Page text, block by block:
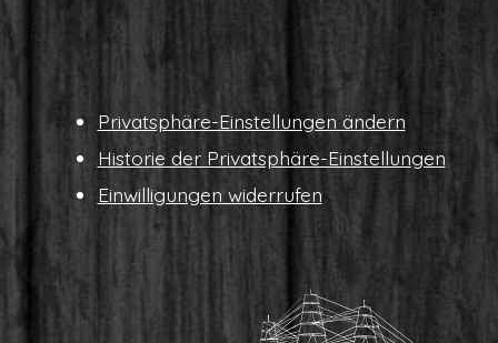
Pri­vat­sphä­re-Ein­stel­lun­gen ändern
His­to­rie der Privatsphäre-Einstellungen
Ein­wil­li­gun­gen widerrufen